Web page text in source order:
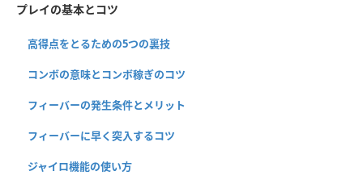
プレイの基本とコツ
高得点をとるための5つの裏技
コンボの意味とコンボ稼ぎのコツ
フィーバーの発生条件とメリット
フィーバーに早く突入するコツ
ジャイロ機能の使い方